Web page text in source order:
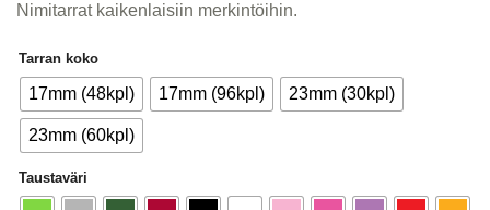
Nimitarrat kaikenlaisiin merkintöihin.
Tarran koko
17mm (48kpl) 17mm (96kpl) 23mm (30kpl)
23mm (60kpl)
Taustaväri